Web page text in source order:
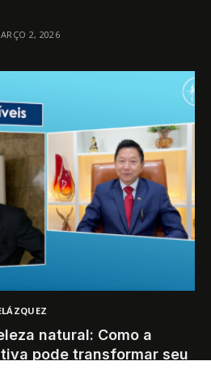
2, 2026
natural: Como a
pode transformar seu